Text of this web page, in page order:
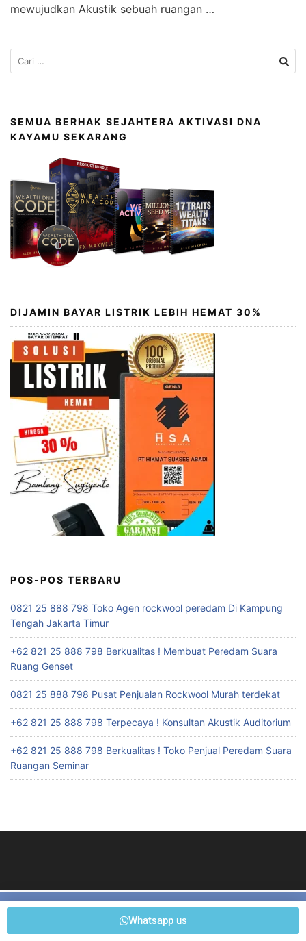
mewujudkan Akustik sebuah ruangan …
SEMUA BERHAK SEJAHTERA AKTIVASI DNA
KAYAMU SEKARANG
DIJAMIN BAYAR LISTRIK LEBIH HEMAT 30%
POS-POS TERBARU
0821 25 888 798 Toko Agen rockwool peredam Di Kampung
Tengah Jakarta Timur
+62 821 25 888 798 Berkualitas ! Membuat Peredam Suara
Ruang Genset
0821 25 888 798 Pusat Penjualan Rockwool Murah terdekat
+62 821 25 888 798 Terpecaya ! Konsultan Akustik Auditorium
+62 821 25 888 798 Berkualitas ! Toko Penjual Peredam Suara
Ruangan Seminar
Jl T.B. Simatupang Kav I7, Rt 02/Rw 01, Cilandak Barat, Cilandak,
Whatsapp us